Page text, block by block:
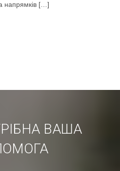
напрямків […]
ВАША